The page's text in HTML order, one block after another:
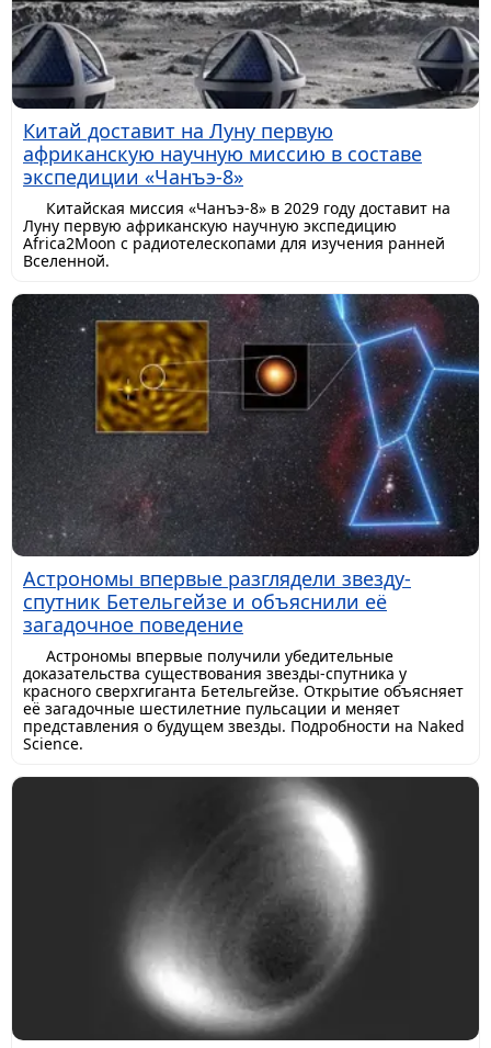
Китай доставит на Луну первую
африканскую научную миссию в составе
экспедиции «Чанъэ-8»
Китайская миссия «Чанъэ-8» в 2029 году доставит на
Луну первую африканскую научную экспедицию
Africa2Moon с радиотелескопами для изучения ранней
Вселенной.
Астрономы впервые разглядели звезду-
спутник Бетельгейзе и объяснили её
загадочное поведение
Астрономы впервые получили убедительные
доказательства существования звезды-спутника у
красного сверхгиганта Бетельгейзе. Открытие объясняет
её загадочные шестилетние пульсации и меняет
представления о будущем звезды. Подробности на Naked
Science.